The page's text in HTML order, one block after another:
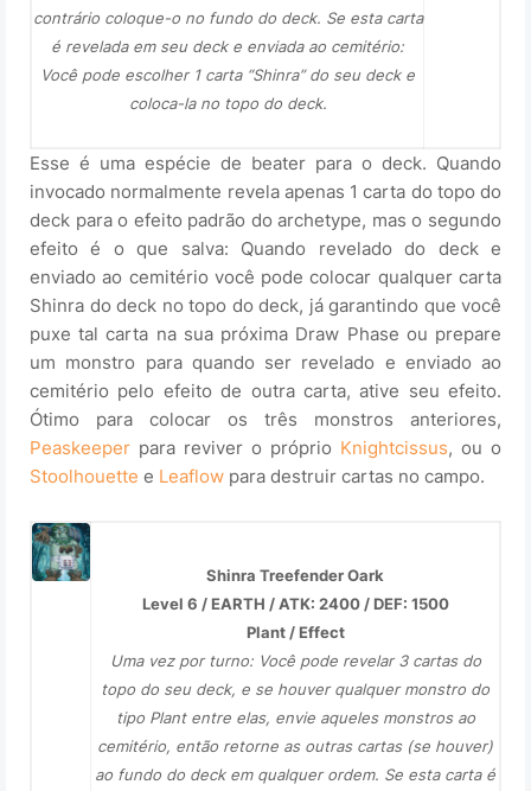
contrário coloque-o no fundo do deck. Se esta carta
é revelada em seu deck e enviada ao cemitério:
Você pode escolher 1 carta “Shinra” do seu deck e
coloca-la no topo do deck.
Esse é uma espécie de beater para o deck. Quando
invocado normalmente revela apenas 1 carta do topo do
deck para o efeito padrão do archetype, mas o segundo
efeito é o que salva: Quando revelado do deck e
enviado ao cemitério você pode colocar qualquer carta
Shinra do deck no topo do deck, já garantindo que você
puxe tal carta na sua próxima Draw Phase ou prepare
um monstro para quando ser revelado e enviado ao
cemitério pelo efeito de outra carta, ative seu efeito.
Ótimo para colocar os três monstros anteriores,
Peaskeeper para reviver o próprio Knightcissus, ou o
Stoolhouette e Leaflow para destruir cartas no campo.
Shinra Treefender Oark
Level 6 / EARTH / ATK: 2400 / DEF: 1500
Plant / Effect
Uma vez por turno: Você pode revelar 3 cartas do
topo do seu deck, e se houver qualquer monstro do
tipo Plant entre elas, envie aqueles monstros ao
cemitério, então retorne as outras cartas (se houver)
ao fundo do deck em qualquer ordem. Se esta carta é